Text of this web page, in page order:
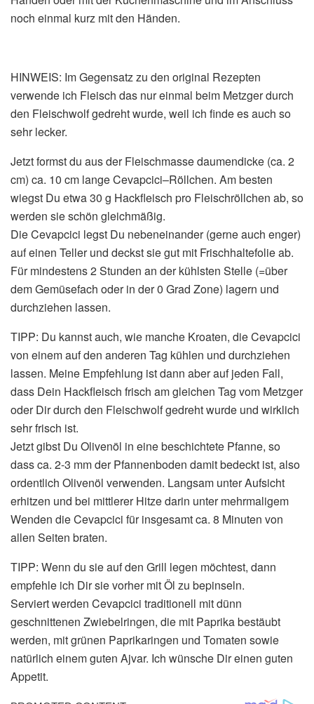
noch einmal kurz mit den Händen.
HINWEIS: Im Gegensatz zu den original Rezepten
verwende ich Fleisch das nur einmal beim Metzger durch
den Fleischwolf gedreht wurde, weil ich finde es auch so
sehr lecker.
Jetzt formst du aus der Fleischmasse daumendicke (ca. 2
cm) ca. 10 cm lange Cevapcici–Röllchen. Am besten
wiegst Du etwa 30 g Hackfleisch pro Fleischröllchen ab, so
werden sie schön gleichmäßig.
Die Cevapcici legst Du nebeneinander (gerne auch enger)
auf einen Teller und deckst sie gut mit Frischhaltefolie ab.
Für mindestens 2 Stunden an der kühlsten Stelle (=über
dem Gemüsefach oder in der 0 Grad Zone) lagern und
durchziehen lassen.
TIPP: Du kannst auch, wie manche Kroaten, die Cevapcici
von einem auf den anderen Tag kühlen und durchziehen
lassen. Meine Empfehlung ist dann aber auf jeden Fall,
dass Dein Hackfleisch frisch am gleichen Tag vom Metzger
oder Dir durch den Fleischwolf gedreht wurde und wirklich
sehr frisch ist.
Jetzt gibst Du Olivenöl in eine beschichtete Pfanne, so
dass ca. 2-3 mm der Pfannenboden damit bedeckt ist, also
ordentlich Olivenöl verwenden. Langsam unter Aufsicht
erhitzen und bei mittlerer Hitze darin unter mehrmaligem
Wenden die Cevapcici für insgesamt ca. 8 Minuten von
allen Seiten braten.
TIPP: Wenn du sie auf den Grill legen möchtest, dann
empfehle ich Dir sie vorher mit Öl zu bepinseln.
Serviert werden Cevapcici traditionell mit dünn
geschnittenen Zwiebelringen, die mit Paprika bestäubt
werden, mit grünen Paprikaringen und Tomaten sowie
natürlich einem guten Ajvar. Ich wünsche Dir einen guten
Appetit.